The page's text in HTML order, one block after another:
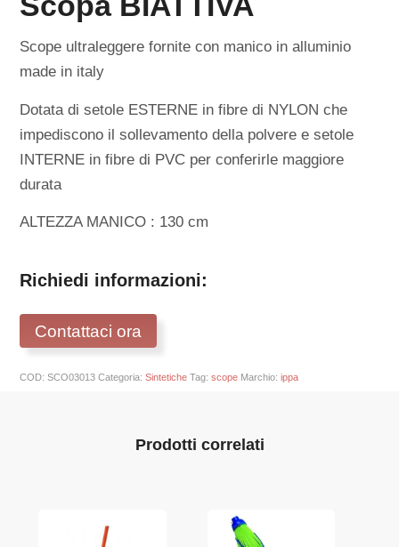
Scope ultraleggere fornite con manico in alluminio
made in italy
Dotata di setole ESTERNE in fibre di NYLON che
impediscono il sollevamento della polvere e setole
INTERNE in fibre di PVC per conferirle maggiore
durata
ALTEZZA MANICO : 130 cm
Richiedi informazioni:
Contattaci ora
COD:SCO03013 Categoria:Sintetiche Tag:scope Marchio:ippa
Prodotti correlati